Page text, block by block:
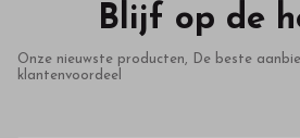
Blijf op de
Onze nieuwste producten, De beste
klantenvoordeel